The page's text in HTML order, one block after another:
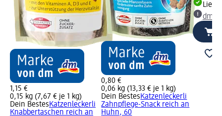
1,15 €
0,15 kg (7,67 € je 1 kg)
Dein BestesKatzenleckerli
Knabbertaschen reich an
0,80 €
0,06 kg (13,33 € je 1 kg)
Dein BestesKatzenleckerli
Zahnpflege-Snack reich an
Huhn, 60
dm